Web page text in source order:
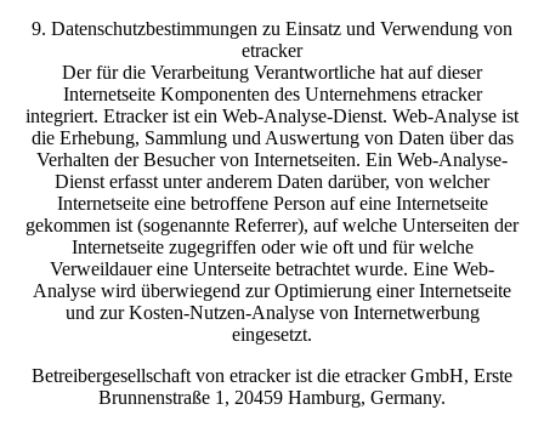
9. Datenschutzbestimmungen zu Einsatz und Verwendung von
etracker
Der für die Verarbeitung Verantwortliche hat auf dieser
Internetseite Komponenten des Unternehmens etracker
integriert. Etracker ist ein Web-Analyse-Dienst. Web-Analyse ist
die Erhebung, Sammlung und Auswertung von Daten über das
Verhalten der Besucher von Internetseiten. Ein Web-Analyse-
Dienst erfasst unter anderem Daten darüber, von welcher
Internetseite eine betroffene Person auf eine Internetseite
gekommen ist (sogenannte Referrer), auf welche Unterseiten der
Internetseite zugegriffen oder wie oft und für welche
Verweildauer eine Unterseite betrachtet wurde. Eine Web-
Analyse wird überwiegend zur Optimierung einer Internetseite
und zur Kosten-Nutzen-Analyse von Internetwerbung
eingesetzt.
Betreibergesellschaft von etracker ist die etracker GmbH, Erste
Brunnenstraße 1, 20459 Hamburg, Germany.